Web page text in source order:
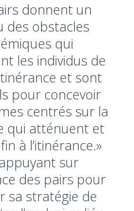
donnent un
des obstacles
qui
les individus de
et sont
pour concevoir
centrés sur la
qui atténuent et
à l’itinérance.»
sur
des pairs pour
sa stratégie de